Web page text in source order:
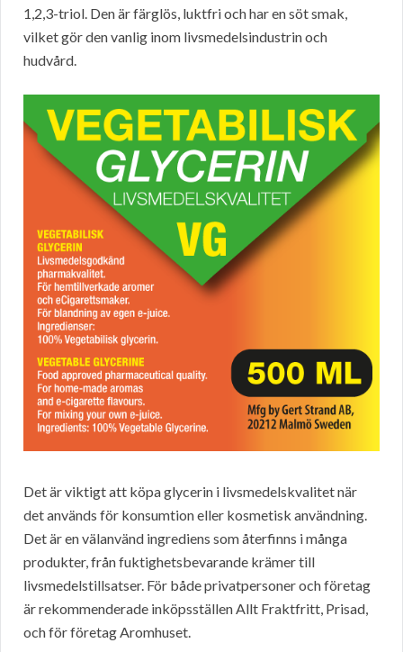
1,2,3-triol. Den är färglös, luktfri och har en söt smak,
vilket gör den vanlig inom livsmedelsindustrin och
hudvård.
Det är viktigt att köpa glycerin i livsmedelskvalitet när
det används för konsumtion eller kosmetisk användning.
Det är en välanvänd ingrediens som återfinns i många
produkter, från fuktighetsbevarande krämer till
livsmedelstillsatser. För både privatpersoner och företag
är rekommenderade inköpsställen Allt Fraktfritt, Prisad,
och för företag Aromhuset.